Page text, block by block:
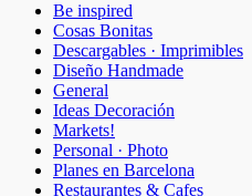
Be inspired
Cosas Bonitas
Descargables · Imprimibles
Diseño Handmade
General
Ideas Decoración
Markets!
Personal · Photo
Planes en Barcelona
Restaurantes & Cafes